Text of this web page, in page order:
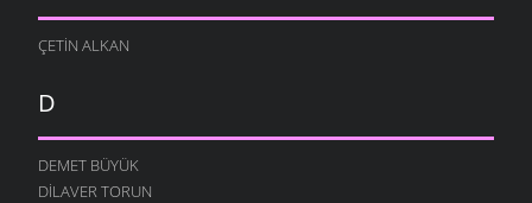
ÇETIN ALKAN
D
DEMET BÜYÜK
DILAVER TORUN